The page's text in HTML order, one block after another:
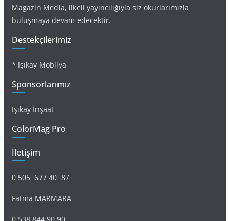
Magazin Media, ilkeli yayıncılığıyla siz okurlarımızla
buluşmaya devam edecektir.
Destekçilerimiz
* Işıkay Mobilya
Sponsorlarımız
Işıkay İnşaat
ColorMag Pro
İletişim
0 505 677 40 87
Fatma MARMARA